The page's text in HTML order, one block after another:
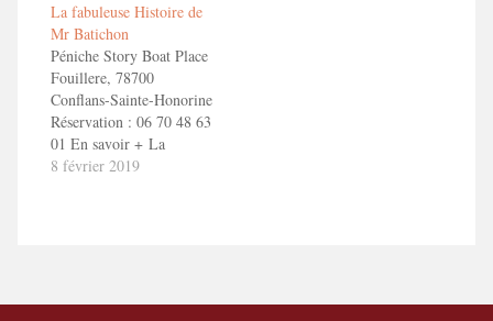
69 18 ou
https://www.coultheatre.fr
La fabuleuse Histoire de
Mr Batichon
Péniche Story Boat Place
Fouillere, 78700
Conflans-Sainte-Honorine
Réservation : 06 70 48 63
01 En savoir + La
fabuleuse Histoire de Mr
8 février 2019